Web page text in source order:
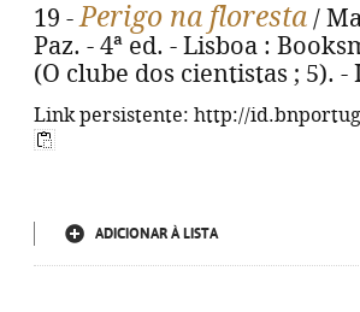
19 -Perigo na floresta /
Paz. - 4ª ed. - Lisboa :
(O clube dos cientistas ; 5). -
Link persistente: http://
ADICIONAR À LISTA